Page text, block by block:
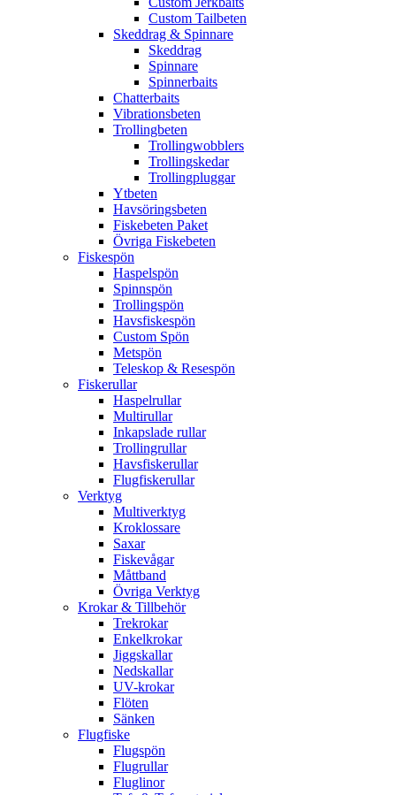
Custom Tailbeten
Skeddrag & Spinnare
Skeddrag
Spinnare
Spinnerbaits
Chatterbaits
Vibrationsbeten
Trollingbeten
Trollingwobblers
Trollingskedar
Trollingpluggar
Ytbeten
Havsöringsbeten
Fiskebeten Paket
Övriga Fiskebeten
Fiskespön
Haspelspön
Spinnspön
Trollingspön
Havsfiskespön
Custom Spön
Metspön
Teleskop & Resespön
Fiskerullar
Haspelrullar
Multirullar
Inkapslade rullar
Trollingrullar
Havsfiskerullar
Flugfiskerullar
Verktyg
Multiverktyg
Kroklossare
Saxar
Fiskevågar
Måttband
Övriga Verktyg
Krokar & Tillbehör
Trekrokar
Enkelkrokar
Jiggskallar
Nedskallar
UV-krokar
Flöten
Sänken
Flugfiske
Flugspön
Flugrullar
Fluglinor